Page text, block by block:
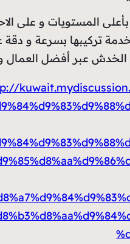
المستويات و على
خدمة تركيبها بسرعة و
عبر أفضل العمال و